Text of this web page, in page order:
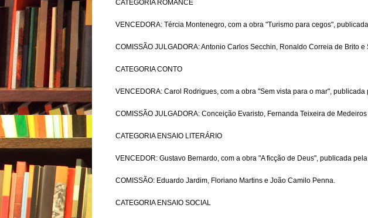
CATEGORIA ROMANCE
VENCEDORA: Tércia Montenegro, com a obra "Turismo para cegos",
COMISSÃO JULGADORA: Antonio Carlos Secchin, Ronaldo Correia de Brito e
CATEGORIA CONTO
VENCEDORA: Carol Rodrigues, com a obra "Sem vista para o mar", publicada
COMISSÃO JULGADORA: Conceição Evaristo, Fernanda Teixeira de
CATEGORIA ENSAIO LITERÁRIO
VENCEDOR: Gustavo Bernardo, com a obra "A ficção de Deus", publicada
COMISSÃO: Eduardo Jardim, Floriano Martins e João Camilo Penna.
CATEGORIA ENSAIO SOCIAL